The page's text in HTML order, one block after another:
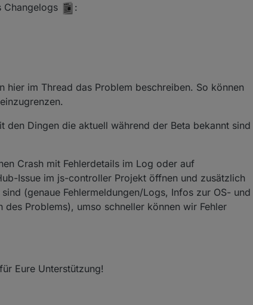
Changelogs
:
im Thread das Problem beschreiben. So können
Dingen die aktuell während der Beta bekannt sind
Crash mit Fehlerdetails im Log oder auf
Issue im js-controller Projekt öffnen und zusätzlich
(genaue Fehlermeldungen/Logs, Infos zur OS- und
Problems), umso schneller können wir Fehler
Eure Unterstützung!